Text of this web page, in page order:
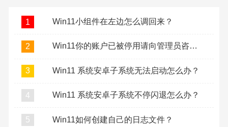
1 Win11小组件在左边怎么调回来？
2 Win11你的账户已被停用请向管理员咨询怎么办？
3 Win11 系统安卓子系统无法启动怎么办？
4 Win11 系统安卓子系统不停闪退怎么办？
5 Win11如何创建自己的日志文件？